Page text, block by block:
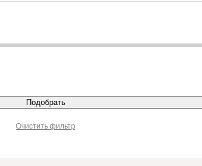
Очистить фильтр